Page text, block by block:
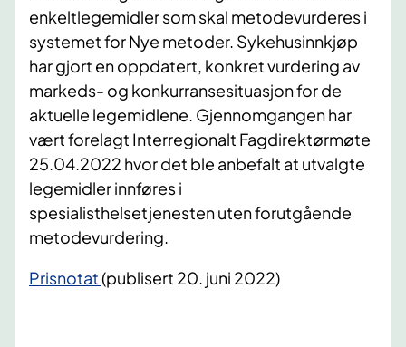
enkeltlegemidler som skal metodevurderes i
systemet for Nye metoder. Sykehusinnkjøp
har gjort en oppdatert, konkret vurdering av
markeds- og konkurransesituasjon for de
aktuelle legemidlene. Gjennomgangen har
vært forelagt Interregionalt Fagdirektørmøte
25.04.2022 hvor det ble anbefalt at utvalgte
legemidler innføres i
spesialisthelsetjenesten uten forutgående
metodevurdering.
Prisnotat(publisert 20. juni 2022)